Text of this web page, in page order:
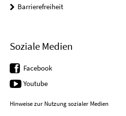
Barrierefreiheit
Soziale Medien
Facebook
Youtube
Hinweise zur Nutzung sozialer Medien